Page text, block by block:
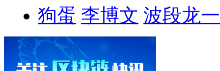
狗蛋 李博文 波段龙一